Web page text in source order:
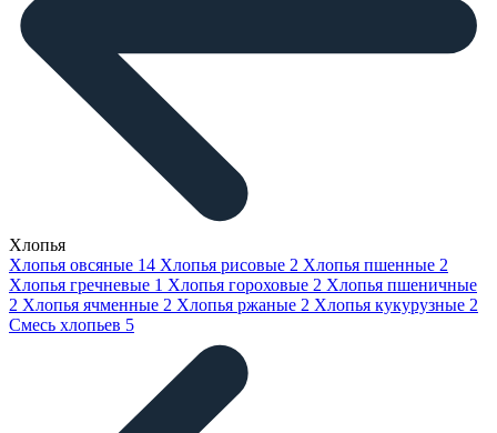
Хлопья
Хлопья овсяные 14 Хлопья рисовые 2 Хлопья пшенные 2
Хлопья гречневые 1 Хлопья гороховые 2 Хлопья пшеничные
2 Хлопья ячменные 2 Хлопья ржаные 2 Хлопья кукурузные 2
Смесь хлопьев 5